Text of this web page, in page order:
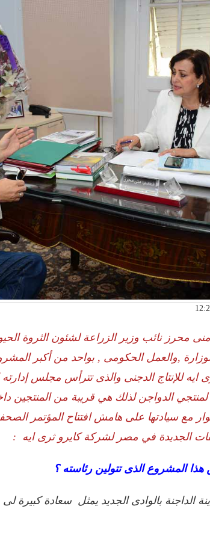
محرز نائب وزير الزراعة لشئون الثروة
,والعمل الحكومى , بواحد من أكبر
ايه للإنتاج الدجنى والذى تترأس مجلس
لمنتجي الدواجن لذلك هي قريبة من المنتجين
مع سيادتها على هامش افتتاح المؤتمر
الجديدة في مصر لشركة كايرو ثرى ايه :
المشروع الذى تتولين رئاسته ؟
الداجنة بالوادى الجديد يمثل سعادة كبيرة لى